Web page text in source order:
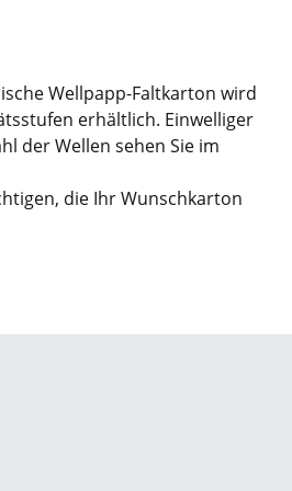
Wellpapp-Faltkarton wird
erhältlich. Einwelliger
der Wellen sehen Sie im
die Ihr Wunschkarton